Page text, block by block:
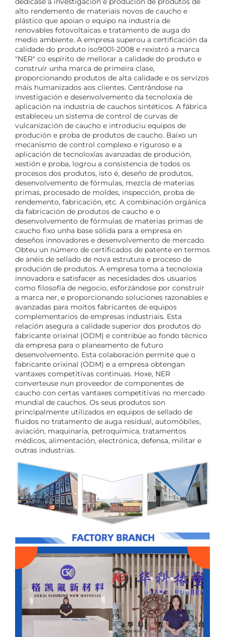
alto rendemento de materiais novos de caucho e
plástico que apoian o equipo na industria de
renovables fotovoltaicas e tratamento de auga do
medio ambiente. A empresa superou a certificación da
calidade do produto iso9001-2008 e rexistró a marca
"NER" co espírito de mellorar a calidade do produto e
construír unha marca de primeira clase,
proporcionando produtos de alta calidade e os servizos
máis humanizados aos clientes. Centrándose na
investigación e desenvolvemento da tecnoloxía de
aplicación na industria de cauchos sintéticos. A fábrica
estableceu un sistema de control de curvas de
vulcanización de caucho e introduciu equipos de
produción e proba de produtos de caucho. Baixo un
mecanismo de control complexo e riguroso e a
aplicación de tecnoloxías avanzadas de produción,
xestión e proba, logrou a consistencia de todos os
procesos dos produtos, isto é, deseño de produtos,
desenvolvemento de fórmulas, mezcla de materias
primas, procesado de moldes, inspección, proba de
rendemento, fabricación, etc. A combinación orgánica
da fabricación de produtos de caucho e o
desenvolvemento de fórmulas de materias primas de
caucho fixo unha base sólida para a empresa en
deseños innovadores e desenvolvemento de mercado.
Obteu un número de certificados de patente en termos
de anéis de sellado de nova estrutura e proceso de
produción de produtos. A empresa toma a tecnoloxía
innovadora e satisfacer as necesidades dos usuarios
como filosofía de negocio, esforzándose por construír
a marca ner, e proporcionando soluciones razonables e
avanzadas para moitos fabricantes de equipos
complementarios de empresas industriais. Esta
relación asegura a calidade superior dos produtos do
fabricante orixinal (ODM) e contribúe ao fondo técnico
da empresa para o planeamento de futuro
desenvolvemento. Esta colaboración permite que o
fabricante orixinal (ODM) e a empresa obtengan
vantaxes competitivas continuas. Hoxe, NER
converteuse nun proveedor de componentes de
caucho con certas vantaxes competitivas no mercado
mundial de cauchos. Os seus produtos son
principalmente utilizados en equipos de sellado de
fluidos no tratamento de auga residual, automóbiles,
aviación, maquinaria, petroquímica, tratamentos
médicos, alimentación, electrónica, defensa, militar e
outras industrias.